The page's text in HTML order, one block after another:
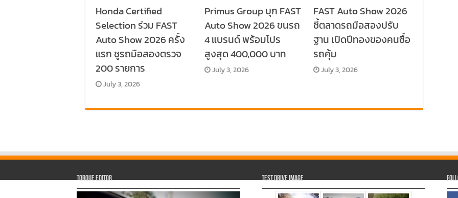
Honda Certified
Selection ร่วม FAST
Auto Show 2026 ครั้ง
แรก ชูรถมือสองตรวจ
200 รายการ
July 3, 2026
Primus Group บุก FAST
Auto Show 2026 ขนรถ
4 แบรนด์ พร้อมโปร
สูงสุด 400,000 บาท
July 3, 2026
FAST Auto Show 2026
ชี้ตลาดรถมือสองปรับ
ฐาน เปิดปีทองของคนซื้อ
รถคุ้ม
July 3, 2026
Torque Editor Test Drive Image